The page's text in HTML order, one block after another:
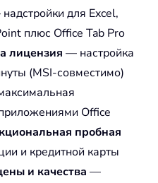
для Excel,
плюс Office Tab Pro
лицензия — настройка
(MSI-совместимо)
Office
пробная
и кредитной карты
и качества —